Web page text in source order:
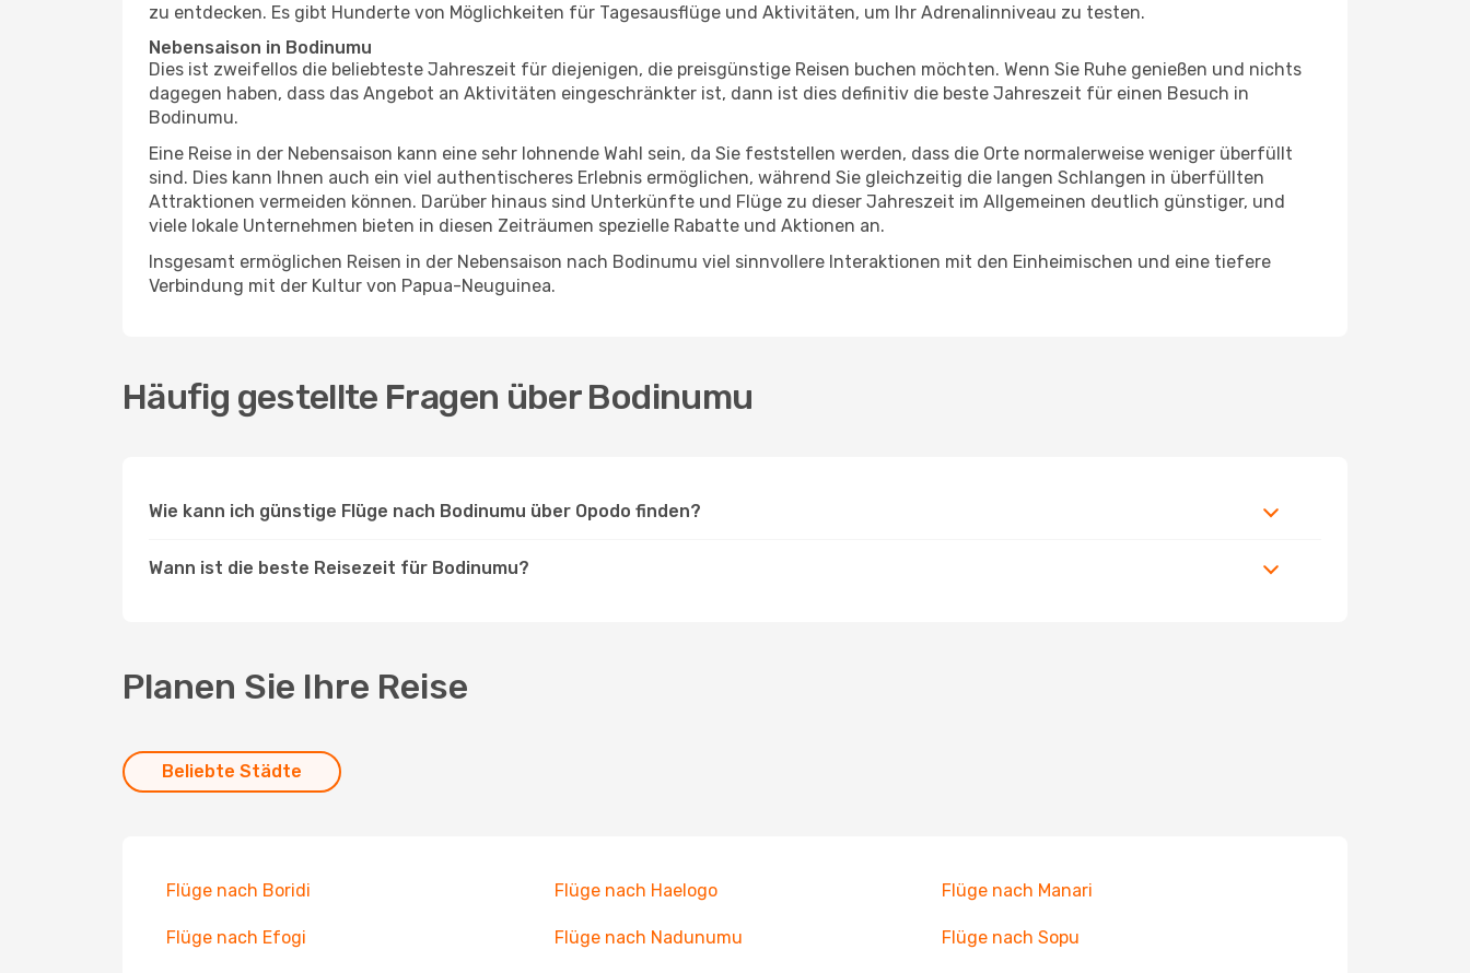
zu entdecken. Es gibt Hunderte von Möglichkeiten für Tagesausflüge und Aktivitäten, um Ihr Adrenalinniveau zu testen.
Nebensaison in Bodinumu
Dies ist zweifellos die beliebteste Jahreszeit für diejenigen, die preisgünstige Reisen buchen möchten. Wenn Sie Ruhe genießen und nichts
dagegen haben, dass das Angebot an Aktivitäten eingeschränkter ist, dann ist dies definitiv die beste Jahreszeit für einen Besuch in
Bodinumu.
Eine Reise in der Nebensaison kann eine sehr lohnende Wahl sein, da Sie feststellen werden, dass die Orte normalerweise weniger überfüllt
sind. Dies kann Ihnen auch ein viel authentischeres Erlebnis ermöglichen, während Sie gleichzeitig die langen Schlangen in überfüllten
Attraktionen vermeiden können. Darüber hinaus sind Unterkünfte und Flüge zu dieser Jahreszeit im Allgemeinen deutlich günstiger, und
viele lokale Unternehmen bieten in diesen Zeiträumen spezielle Rabatte und Aktionen an.
Insgesamt ermöglichen Reisen in der Nebensaison nach Bodinumu viel sinnvollere Interaktionen mit den Einheimischen und eine tiefere
Verbindung mit der Kultur von Papua-Neuguinea.
Häufig gestellte Fragen über Bodinumu
Wie kann ich günstige Flüge nach Bodinumu über Opodo finden?
Wann ist die beste Reisezeit für Bodinumu?
Planen Sie Ihre Reise
Beliebte Städte
Flüge nach Boridi Flüge nach Haelogo Flüge nach Manari
Flüge nach Efogi Flüge nach Nadunumu Flüge nach Sopu